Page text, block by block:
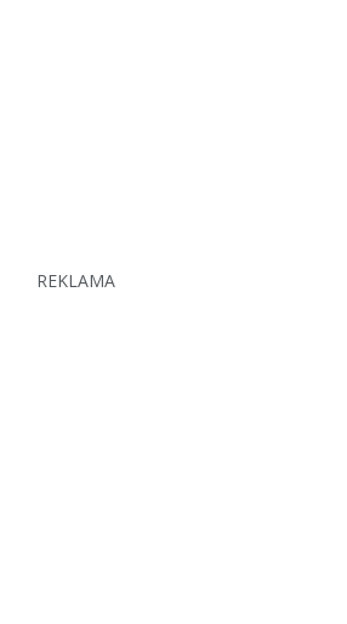
REKLAMA